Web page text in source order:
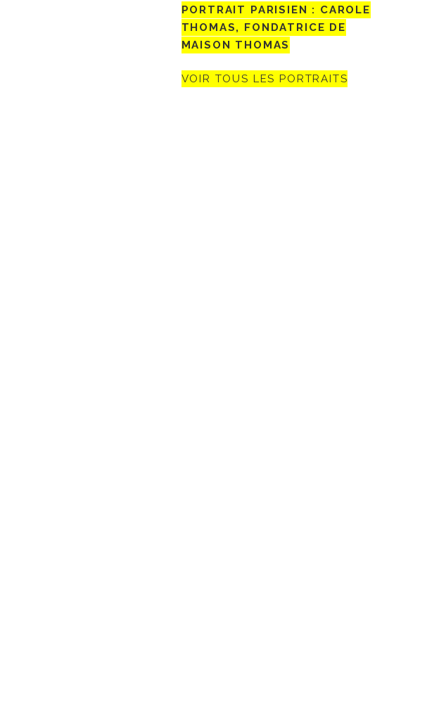
PORTRAIT PARISIEN : CAROLE
THOMAS, FONDATRICE DE
MAISON THOMAS
VOIR TOUS LES PORTRAITS